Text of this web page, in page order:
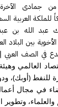
ملكاً للملكة
عبد الله بن
بين البلاد
في الصف العربي
العالمي
(أوبك)،
في مجال
والعلماء،